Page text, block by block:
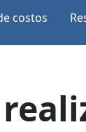
costos